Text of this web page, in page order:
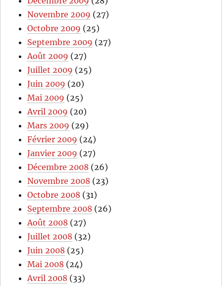
Novembre 2009 (27)
Octobre 2009 (25)
Septembre 2009 (27)
Août 2009 (27)
Juillet 2009 (25)
Juin 2009 (20)
Mai 2009 (25)
Avril 2009 (20)
Mars 2009 (29)
Février 2009 (24)
Janvier 2009 (27)
Décembre 2008 (26)
Novembre 2008 (23)
Octobre 2008 (31)
Septembre 2008 (26)
Août 2008 (27)
Juillet 2008 (32)
Juin 2008 (25)
Mai 2008 (24)
Avril 2008 (33)